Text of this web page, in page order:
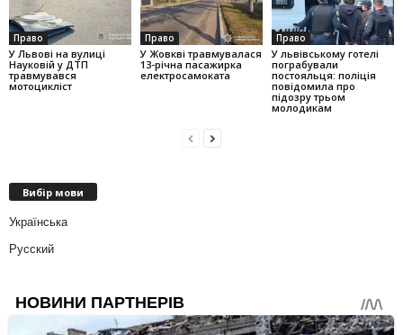
Право
У Львові на вулиці
Науковій у ДТП
травмувався
мотоцикліст
Право
У Жовкві травмувалася
13-річна пасажирка
електросамоката
Право
У львівському готелі
пограбували
постояльця: поліція
повідомила про
підозру трьом
молодикам
Вибір мови
Українська
Русский